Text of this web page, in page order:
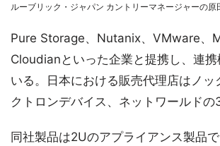
ルーブリック・ジャパン カントリーマネージャーの原
Pure Storage、Nutanix、VMware、
Cloudianといった企業と提携し、連携
いる。日本における販売代理店はノッ
クトロンデバイス、ネットワールドの3
同社製品は2Uのアプライアンス製品